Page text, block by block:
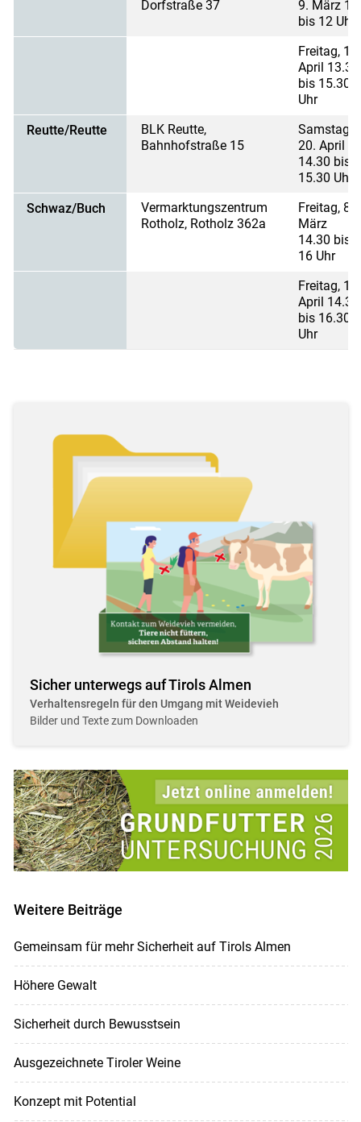
Dorfstraße 37
9. März 10
bis 12 Uhr
Freitag, 19.
April 13.30
bis 15.30
Uhr
Reutte/Reutte
BLK Reutte,
Bahnhofstraße 15
Samstag,
20. April
14.30 bis
15.30 Uhr
Schwaz/Buch
Vermarktungszentrum
Rotholz, Rotholz 362a
Freitag, 8.
März
14.30 bis
16 Uhr
Freitag, 12.
April 14.30
bis 16.30
Uhr
Sicher unterwegs auf Tirols Almen
Verhaltensregeln für den Umgang mit Weidevieh
Bilder und Texte zum Downloaden
Weitere Beiträge
Gemeinsam für mehr Sicherheit auf Tirols Almen
Höhere Gewalt
Sicherheit durch Bewusstsein
Ausgezeichnete Tiroler Weine
Konzept mit Potential